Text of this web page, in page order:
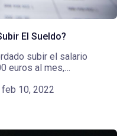
El Sueldo?
subir el salario
euros al mes,…
feb 10, 2022